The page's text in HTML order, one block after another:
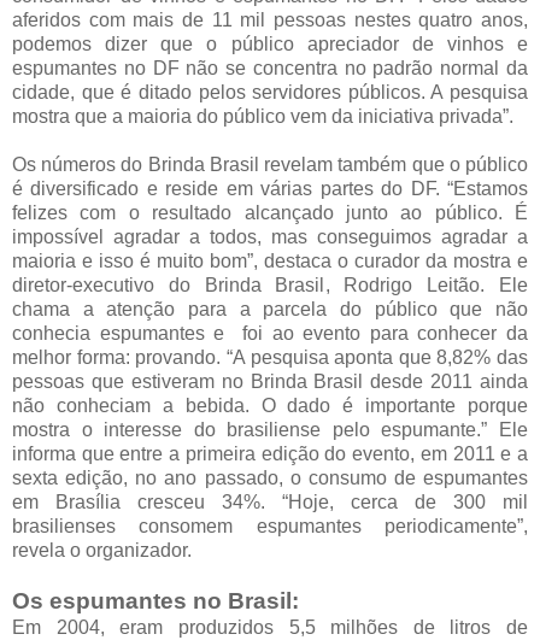
aferidos com mais de 11 mil pessoas nestes quatro anos,
podemos dizer que o público apreciador de vinhos e
espumantes no DF não se concentra no padrão normal da
cidade, que é ditado pelos servidores públicos. A pesquisa
mostra que a maioria do público vem da iniciativa privada”.
Os números do Brinda Brasil revelam também que o público
é diversificado e reside em várias partes do DF. “Estamos
felizes com o resultado alcançado junto ao público. É
impossível agradar a todos, mas conseguimos agradar a
maioria e isso é muito bom”, destaca o curador da mostra e
diretor-executivo do Brinda Brasil, Rodrigo Leitão. Ele
chama a atenção para a parcela do público que não
conhecia espumantes e foi ao evento para conhecer da
melhor forma: provando. “A pesquisa aponta que 8,82% das
pessoas que estiveram no Brinda Brasil desde 2011 ainda
não conheciam a bebida. O dado é importante porque
mostra o interesse do brasiliense pelo espumante.” Ele
informa que entre a primeira edição do evento, em 2011 e a
sexta edição, no ano passado, o consumo de espumantes
em Brasília cresceu 34%. “Hoje, cerca de 300 mil
brasilienses consomem espumantes periodicamente”,
revela o organizador.
Os espumantes no Brasil:
Em 2004, eram produzidos 5,5 milhões de litros de